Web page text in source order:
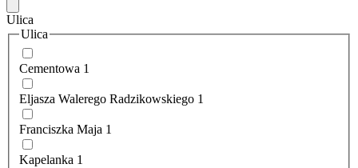
Ulica
Ulica
Cementowa 1
Eljasza Walerego Radzikowskiego 1
Franciszka Maja 1
Kapelanka 1